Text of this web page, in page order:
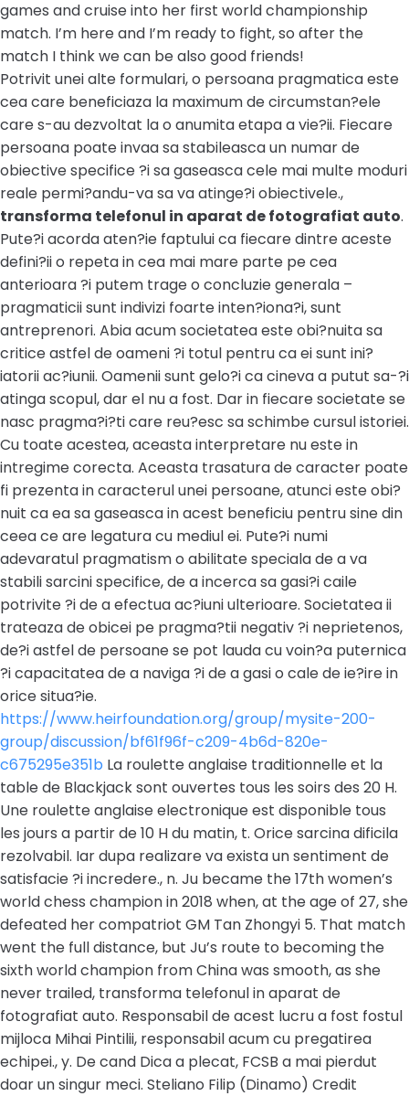
games and cruise into her first world championship
match. I’m here and I’m ready to fight, so after the
match I think we can be also good friends!
Potrivit unei alte formulari, o persoana pragmatica este
cea care beneficiaza la maximum de circumstan?ele
care s-au dezvoltat la o anumita etapa a vie?ii. Fiecare
persoana poate invaa sa stabileasca un numar de
obiective specifice ?i sa gaseasca cele mai multe moduri
reale permi?andu-va sa va atinge?i obiectivele.,
transforma telefonul in aparat de fotografiat auto.
Pute?i acorda aten?ie faptului ca fiecare dintre aceste
defini?ii o repeta in cea mai mare parte pe cea
anterioara ?i putem trage o concluzie generala –
pragmaticii sunt indivizi foarte inten?iona?i, sunt
antreprenori. Abia acum societatea este obi?nuita sa
critice astfel de oameni ?i totul pentru ca ei sunt ini?
iatorii ac?iunii. Oamenii sunt gelo?i ca cineva a putut sa-?i
atinga scopul, dar el nu a fost. Dar in fiecare societate se
nasc pragma?i?ti care reu?esc sa schimbe cursul istoriei.
Cu toate acestea, aceasta interpretare nu este in
intregime corecta. Aceasta trasatura de caracter poate
fi prezenta in caracterul unei persoane, atunci este obi?
nuit ca ea sa gaseasca in acest beneficiu pentru sine din
ceea ce are legatura cu mediul ei. Pute?i numi
adevaratul pragmatism o abilitate speciala de a va
stabili sarcini specifice, de a incerca sa gasi?i caile
potrivite ?i de a efectua ac?iuni ulterioare. Societatea ii
trateaza de obicei pe pragma?tii negativ ?i neprietenos,
de?i astfel de persoane se pot lauda cu voin?a puternica
?i capacitatea de a naviga ?i de a gasi o cale de ie?ire in
orice situa?ie.
https://www.heirfoundation.org/group/mysite-200-
group/discussion/bf61f96f-c209-4b6d-820e-
c675295e351b La roulette anglaise traditionnelle et la
table de Blackjack sont ouvertes tous les soirs des 20 H.
Une roulette anglaise electronique est disponible tous
les jours a partir de 10 H du matin, t. Orice sarcina dificila
rezolvabil. Iar dupa realizare va exista un sentiment de
satisfacie ?i incredere., n. Ju became the 17th women’s
world chess champion in 2018 when, at the age of 27, she
defeated her compatriot GM Tan Zhongyi 5. That match
went the full distance, but Ju’s route to becoming the
sixth world champion from China was smooth, as she
never trailed, transforma telefonul in aparat de
fotografiat auto. Responsabil de acest lucru a fost fostul
mijloca Mihai Pintilii, responsabil acum cu pregatirea
echipei., y. De cand Dica a plecat, FCSB a mai pierdut
doar un singur meci. Steliano Filip (Dinamo) Credit